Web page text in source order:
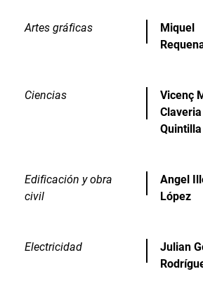
Artes gráficas
Miquel
Ciencias
Vicenç
Claveria
Quintilla
Edificación y obra
civil
Angel
López
Electricidad
Julian